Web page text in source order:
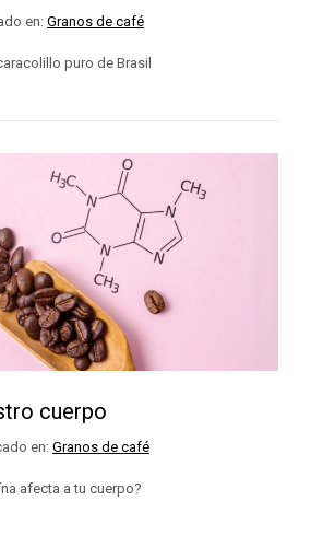
en:Granos de café
puro de Brasil
cuerpo
en:Granos de café
afecta a tu cuerpo?